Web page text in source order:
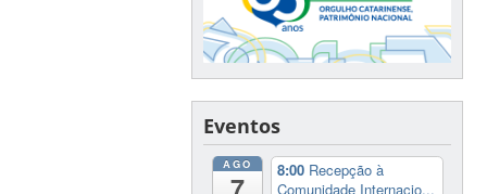
Eventos
AGO 8:00 Recepção à
Comunidade Internacio...